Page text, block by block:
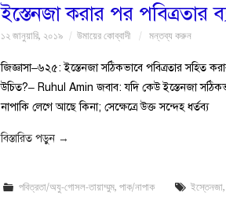
ইস্তেনজা করার পর পবিত্রতার
১২ জানুয়ারি, ২০১৯ উমায়ের কোব্বাদী মন্তব্য করুন
জিজ্ঞাসা–৬২৫: ইস্তেনজা সঠিকভাবে পবিত্রতার সহিত
উচিত?– Ruhul Amin জবাব: যদি কেউ ইস্তেনজা
নাপাকি লেগে আছে কিনা; সেক্ষেত্রে উক্ত সন্দেহ ধর্তব্য
বিস্তারিত পড়ুন →
পবিত্রতা/অযু-গোসল-তায়াম্মুম,পাক/নাপাক ইস্তেনজা